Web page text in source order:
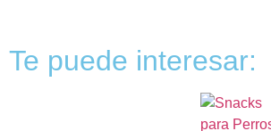
Te puede interesar: